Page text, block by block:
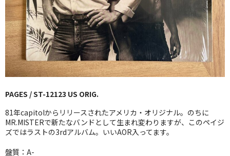
GG RECORD （当店のレーベル）
全商品
JAZZ-US
BLUE NOTE
JAZZ-EU
JAZZ-JP
PAGES / ST-12123 US ORIG.
81年capitolからリリースされたアメリカ・オリジナル。のちに
MR.MISTERで新たなバンドとして生まれ変わりますが、このペイジ
ズではラストの3rdアルバム。いいAOR入ってます。
盤質：A-